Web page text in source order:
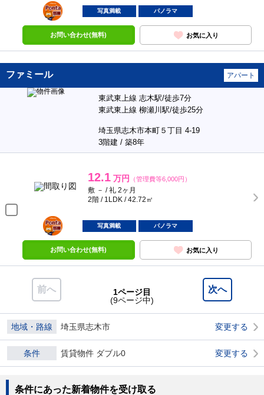
ポンタ
部屋
写真満載 パノラマ
お問い合わせ(無料) お気に入り
ファミール アパート
東武東上線 志木駅/徒歩7分
東武東上線 柳瀬川駅/徒歩25分
埼玉県志木市本町５丁目 4-19
3階建 / 築8年
12.1 万円 （管理費等6,000円）
敷 － / 礼 2ヶ月
2階 / 1LDK / 42.72㎡
ポンタ
部屋
写真満載 パノラマ
お問い合わせ(無料) お気に入り
前へ 次へ
1ページ目
(9ページ中)
地域・路線 埼玉県志木市 変更する
条件 賃貸物件 ダブル0 変更する
条件にあった新着物件を受け取る